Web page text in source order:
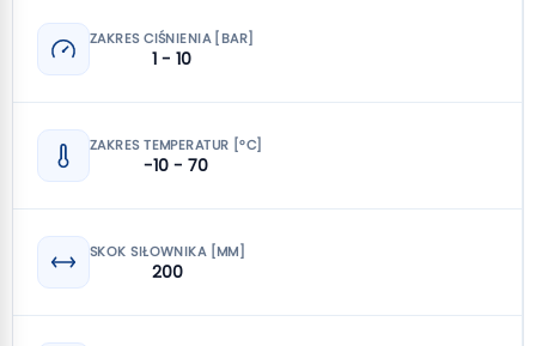
ZAKRES CIŚNIENIA [BAR]
1 - 10
ZAKRES TEMPERATUR [°C]
-10 - 70
SKOK SIŁOWNIKA [MM]
200